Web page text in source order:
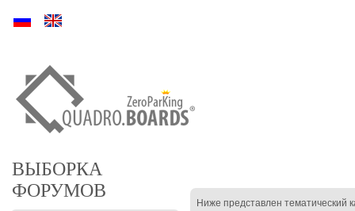
Ру En
ВЫБОРКА
ФОРУМОВ
Ниже представлен тематический